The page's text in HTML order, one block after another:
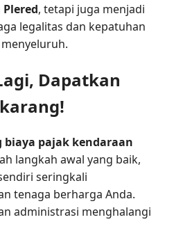
, tetapi juga menjadi
legalitas dan kepatuhan
Dapatkan
pajak kendaraan
langkah awal yang baik,
seringkali
tenaga berharga Anda.
administrasi menghalangi